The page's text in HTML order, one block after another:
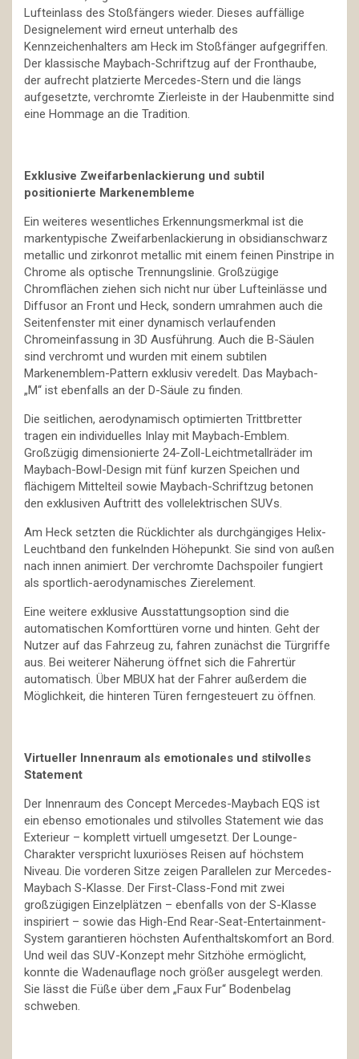
Lufteinlass des Stoßfängers wieder. Dieses auffällige
Designelement wird erneut unterhalb des
Kennzeichenhalters am Heck im Stoßfänger aufgegriffen.
Der klassische Maybach-Schriftzug auf der Fronthaube,
der aufrecht platzierte Mercedes-Stern und die längs
aufgesetzte, verchromte Zierleiste in der Haubenmitte sind
eine Hommage an die Tradition.
Exklusive Zweifarbenlackierung und subtil
positionierte Markenembleme
Ein weiteres wesentliches Erkennungsmerkmal ist die
markentypische Zweifarbenlackierung in obsidianschwarz
metallic und zirkonrot metallic mit einem feinen Pinstripe in
Chrome als optische Trennungslinie. Großzügige
Chromflächen ziehen sich nicht nur über Lufteinlässe und
Diffusor an Front und Heck, sondern umrahmen auch die
Seitenfenster mit einer dynamisch verlaufenden
Chromeinfassung in 3D Ausführung. Auch die B-Säulen
sind verchromt und wurden mit einem subtilen
Markenemblem-Pattern exklusiv veredelt. Das Maybach-
„M“ ist ebenfalls an der D-Säule zu finden.
Die seitlichen, aerodynamisch optimierten Trittbretter
tragen ein individuelles Inlay mit Maybach-Emblem.
Großzügig dimensionierte 24-Zoll-Leichtmetallräder im
Maybach-Bowl-Design mit fünf kurzen Speichen und
flächigem Mittelteil sowie Maybach-Schriftzug betonen
den exklusiven Auftritt des vollelektrischen SUVs.
Am Heck setzten die Rücklichter als durchgängiges Helix-
Leuchtband den funkelnden Höhepunkt. Sie sind von außen
nach innen animiert. Der verchromte Dachspoiler fungiert
als sportlich-aerodynamisches Zierelement.
Eine weitere exklusive Ausstattungsoption sind die
automatischen Komforttüren vorne und hinten. Geht der
Nutzer auf das Fahrzeug zu, fahren zunächst die Türgriffe
aus. Bei weiterer Näherung öffnet sich die Fahrertür
automatisch. Über MBUX hat der Fahrer außerdem die
Möglichkeit, die hinteren Türen ferngesteuert zu öffnen.
Virtueller Innenraum als emotionales und stilvolles
Statement
Der Innenraum des Concept Mercedes-Maybach EQS ist
ein ebenso emotionales und stilvolles Statement wie das
Exterieur – komplett virtuell umgesetzt. Der Lounge-
Charakter verspricht luxuriöses Reisen auf höchstem
Niveau. Die vorderen Sitze zeigen Parallelen zur Mercedes-
Maybach S-Klasse. Der First-Class-Fond mit zwei
großzügigen Einzelplätzen – ebenfalls von der S-Klasse
inspiriert – sowie das High-End Rear-Seat-Entertainment-
System garantieren höchsten Aufenthaltskomfort an Bord.
Und weil das SUV-Konzept mehr Sitzhöhe ermöglicht,
konnte die Wadenauflage noch größer ausgelegt werden.
Sie lässt die Füße über dem „Faux Fur“ Bodenbelag
schweben.